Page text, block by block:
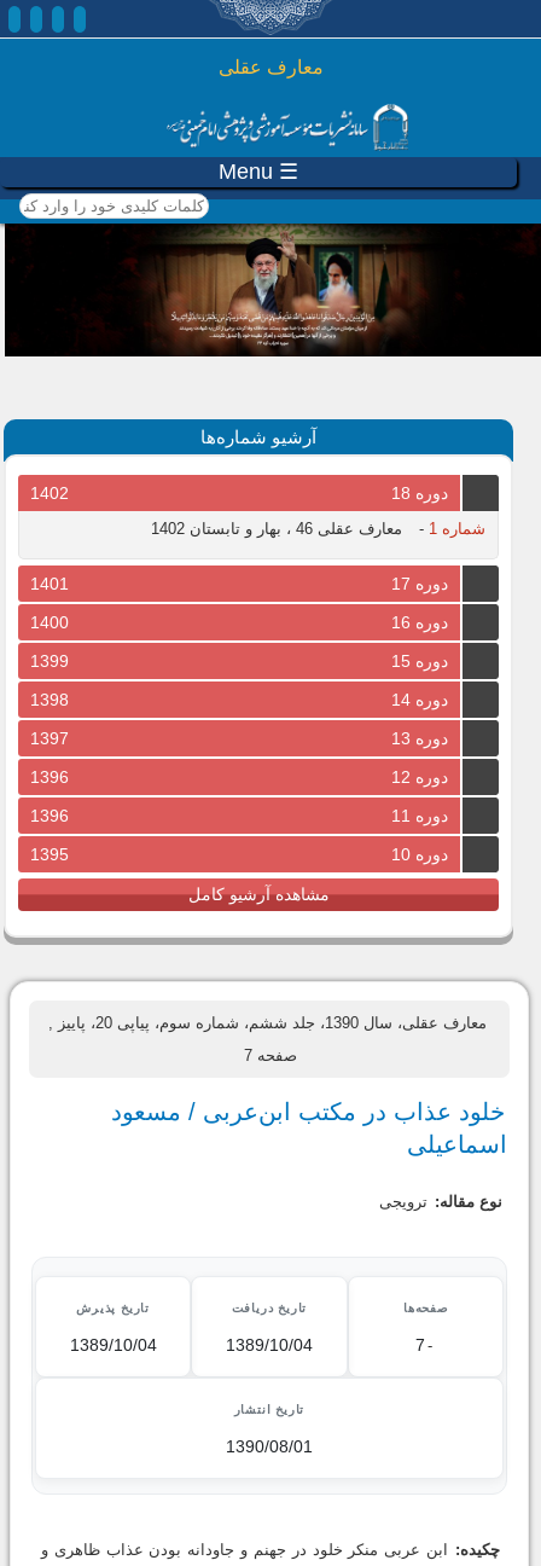
رفتن به محتوای اصلی
معارف عقلی
☰ Menu
کلمات کلیدی خود را وارد
کنید
آرشیو شماره‌ها
دوره 18 1402
شماره 1 - معارف عقلی 46 ، بهار و تابستان 1402
دوره 17
1401
دوره 16
1400
دوره 15
1399
دوره 14
1398
دوره 13
1397
دوره 12
1396
دوره 11
1396
دوره 10
1395
مشاهده آرشیو کامل
معارف عقلی، سال 1390، جلد ششم، شماره سوم، پیاپی 20، پاییز
صفحه 7
خلود عذاب در مکتب ابن‌عربی / مسعود
اسماعیلی
نوع مقاله: ترویجی
صفحه‌ها
7 -
تاریخ دریافت
1389/10/04
تاریخ پذیرش
1389/10/04
تاریخ انتشار
1390/08/01
چکیده: ابن عربی منکر خلود در جهنم و جاودانه بودن عذاب ظاهری و